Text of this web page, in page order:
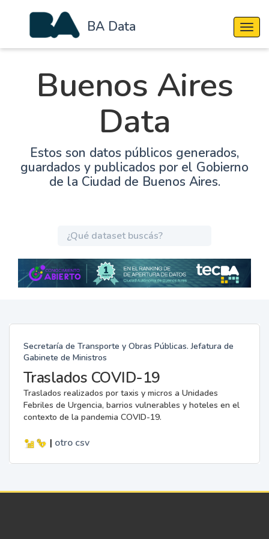
BA Data
Buenos Aires
Data
Estos son datos públicos generados,
guardados y publicados por el Gobierno
de la Ciudad de Buenos Aires.
Secretaría de Transporte y Obras Públicas. Jefatura de
Gabinete de Ministros
Traslados COVID-19
Traslados realizados por taxis y micros a Unidades
Febriles de Urgencia, barrios vulnerables y hoteles en el
contexto de la pandemia COVID-19.
| otro csv